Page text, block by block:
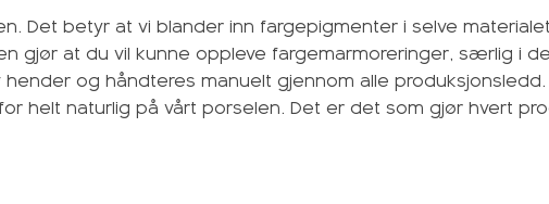
Det betyr at vi blander inn fargepigmenter i selve
gjør at du vil kunne oppleve fargemarmoreringer, særlig i
og håndteres manuelt gjennom alle produksjonsledd.
helt naturlig på vårt porselen. Det er det som gjør hvert